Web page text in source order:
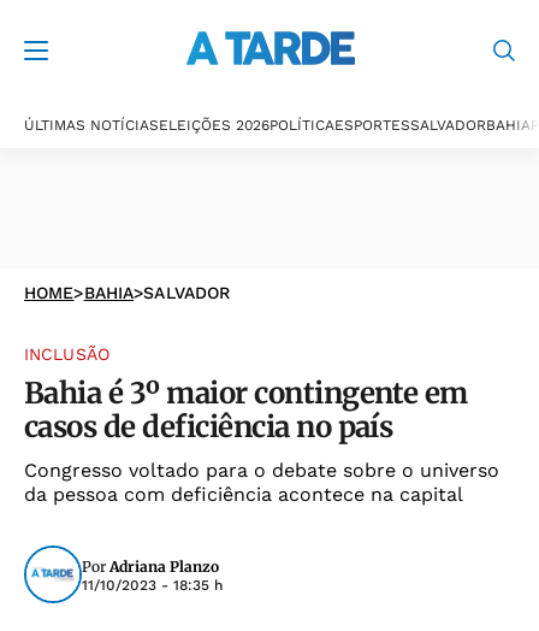
ÚLTIMAS NOTÍCIASELEIÇÕES 2026POLÍTICAESPORTESSALVADORBAHIA
HOME>BAHIA>SALVADOR
INCLUSÃO
Bahia é 3º maior contingente em
casos de deficiência no país
Congresso voltado para o debate sobre o universo
da pessoa com deficiência acontece na capital
PorAdriana Planzo
11/10/2023 - 18:35 h